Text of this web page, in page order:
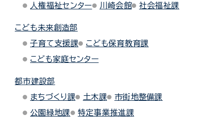
人権福祉センター
川崎会館 社会福祉課
こども未来創造部
子育て支援課
こども保育教育課
こども家庭センター
都市建設部
まちづくり課
土木課
市街地整備課
公園緑地課
特定事業推進課